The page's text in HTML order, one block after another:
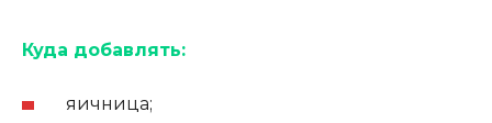
Куда добавлять:
яичница;